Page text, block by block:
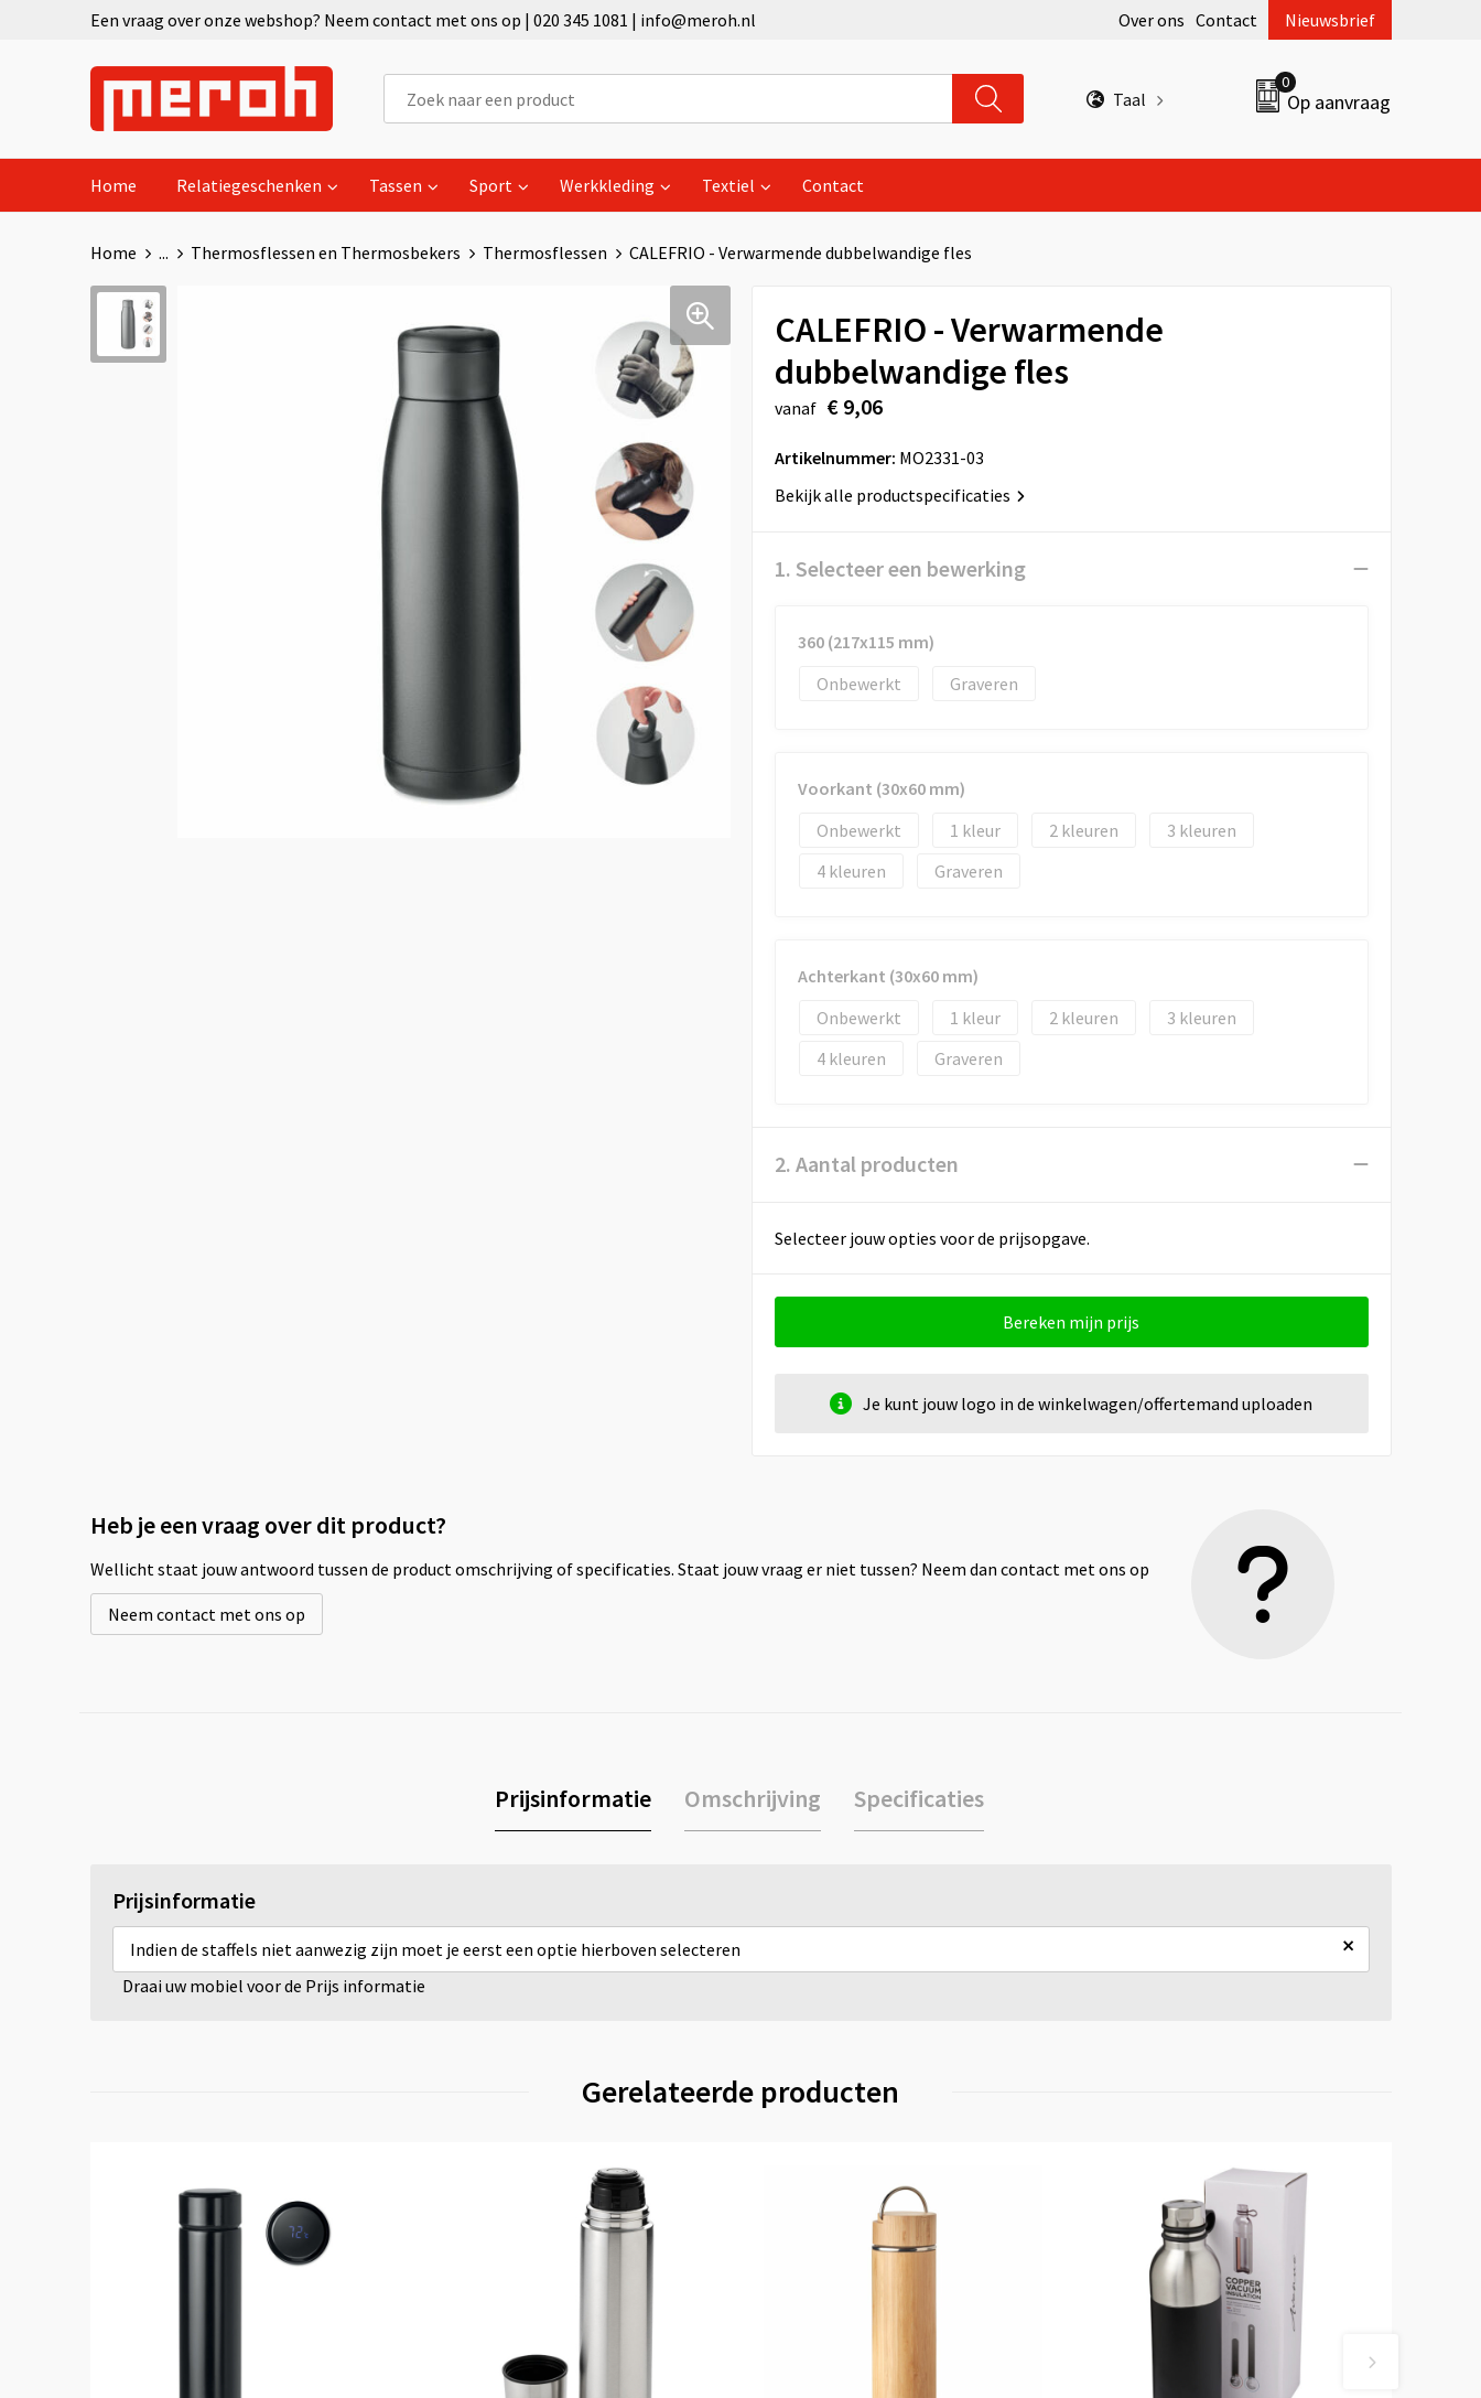
Een vraag over onze webshop? Neem contact met ons op | 020 345 1081 | info@meroh.nl Over ons Contact Nieuwsbrief
Taal
0
Op aanvraag
Home Relatiegeschenken Tassen Sport Werkkleding Textiel Contact
Home ... Thermosflessen en Thermosbekers Thermosflessen CALEFRIO - Verwarmende dubbelwandige fles
CALEFRIO - Verwarmende
dubbelwandige fles
vanaf € 9,06
Artikelnummer: MO2331-03
Bekijk alle productspecificaties
1. Selecteer een bewerking
360 (217x115 mm)
Onbewerkt
Graveren
Voorkant (30x60 mm)
Onbewerkt
1 2
3
4
Graveren
Achterkant (30x60 mm)
Onbewerkt
1 2
3
4
Graveren
2. Aantal producten
Selecteer jouw opties voor de prijsopgave.
Bereken mijn prijs
Je kunt jouw logo in de winkelwagen/offertemand uploaden
Heb je een vraag over dit product?
Wellicht staat jouw antwoord tussen de product omschrijving of specificaties. Staat jouw vraag er niet tussen? Neem dan contact met ons op
Neem contact met ons op
Prijsinformatie Omschrijving Specificaties
Prijsinformatie
Indien de staffels niet aanwezig zijn moet je eerst een optie hierboven selecteren ×
Draai uw mobiel voor de Prijs informatie
Gerelateerde producten